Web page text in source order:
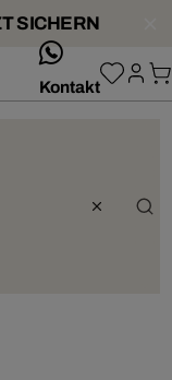
SICHERN
Kontakt